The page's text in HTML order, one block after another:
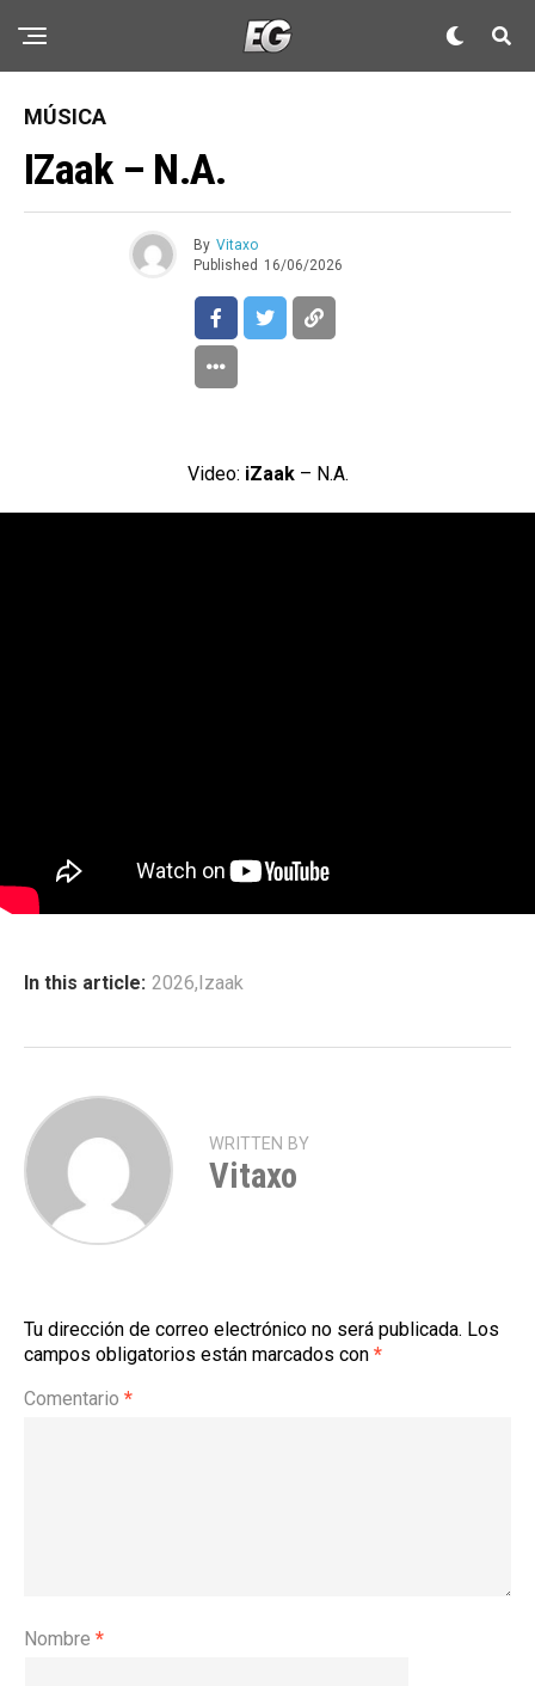
MÚSICA
IZaak – N.A.
By Vitaxo
Published 16/06/2026
Video: iZaak – N.A.
In this article: 2026,Izaak
WRITTEN BY
Vitaxo
Tu dirección de correo electrónico no será publicada. Los
campos obligatorios están marcados con *
Comentario *
Nombre *